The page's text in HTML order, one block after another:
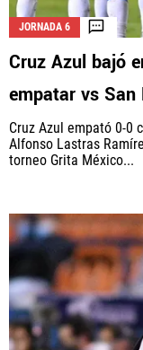
JORNADA 6
Cruz Azul bajó
empatar vs San
Cruz Azul empató 0-0
Alfonso Lastras
torneo Grita México...